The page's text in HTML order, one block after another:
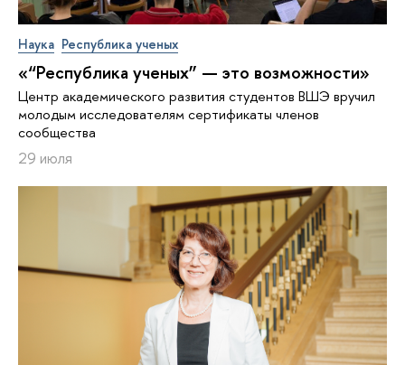
Наука Республика ученых
«“Республика ученых” — это возможности»
Центр академического развития студентов ВШЭ вручил
молодым исследователям сертификаты членов
сообщества
29 июля